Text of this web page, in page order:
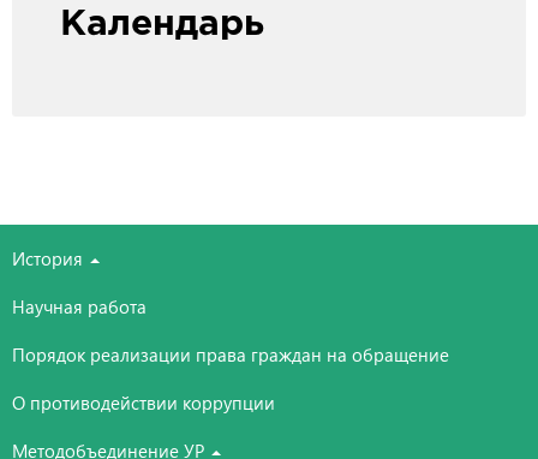
Календарь
История
Научная работа
Порядок реализации права граждан на обращение
О противодействии коррупции
Методобъединение УР